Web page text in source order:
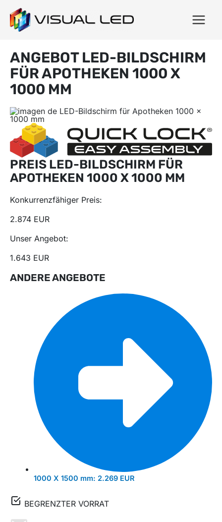
ANGEBOT LED-BILDSCHIRM
FÜR APOTHEKEN 1000 X
1000 MM
PREIS LED-BILDSCHIRM FÜR
APOTHEKEN 1000 X 1000 MM
Konkurrenzfähiger Preis:
2.874 EUR
Unser Angebot:
1.643 EUR
ANDERE ANGEBOTE
1000 X 1500 mm: 2.269 EUR
BEGRENZTER VORRAT